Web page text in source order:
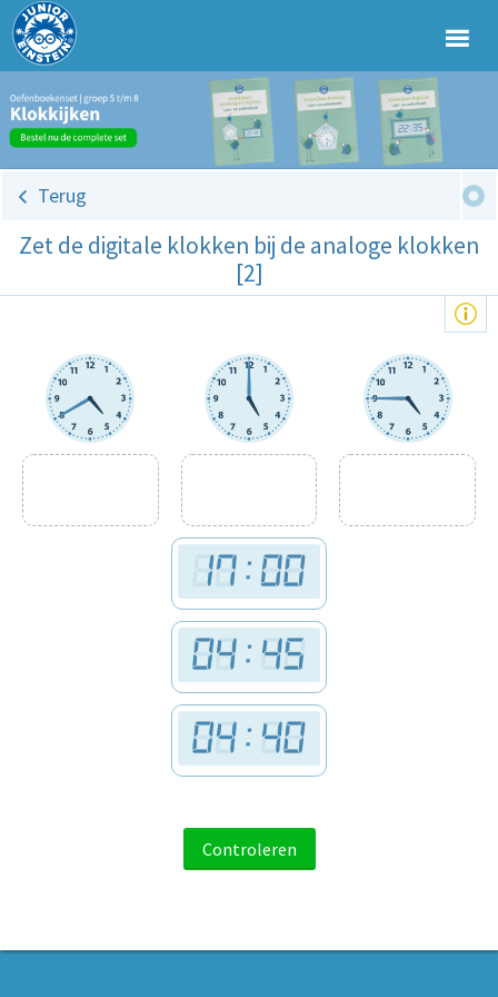
Terug
Zet de digitale klokken bij de analoge klokken
[2]